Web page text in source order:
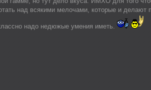
над всякими мелочами, которые и делают
надо недюжые умения иметь.